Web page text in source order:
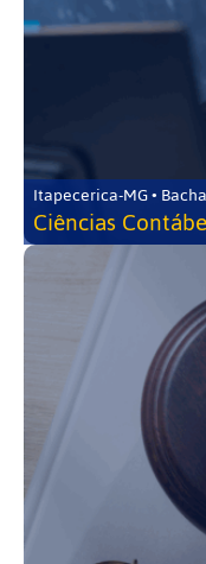
Itapecerica-MG •
Ciências